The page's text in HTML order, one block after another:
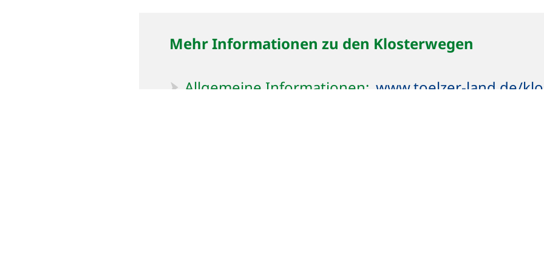
Mehr Informationen zu den Klosterwegen
Allgemeine Informationen: www.toelzer-land.de/